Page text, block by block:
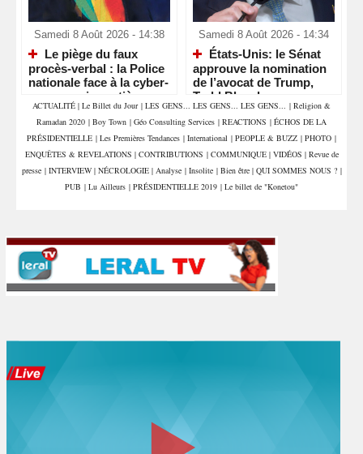
Samedi 8 Août 2026 - 14:38
Le piège du faux
procès-verbal : la Police
nationale face à la cyber-
escroquerie routière
Samedi 8 Août 2026 - 14:34
États-Unis: le Sénat
approuve la nomination
de l’avocat de Trump,
Todd Blanche, comme
ministre de la Justice
ACTUALITÉ | Le Billet du Jour | LES GENS... LES GENS... LES GENS... | Religion &
Ramadan 2020 | Boy Town | Géo Consulting Services | REACTIONS | ÉCHOS DE LA
PRÉSIDENTIELLE | Les Premières Tendances | International | PEOPLE & BUZZ | PHOTO |
ENQUÊTES & REVELATIONS | CONTRIBUTIONS | COMMUNIQUE | VIDÉOS | Revue de
presse | INTERVIEW | NÉCROLOGIE | Analyse | Insolite | Bien être | QUI SOMMES NOUS ? |
PUB | Lu Ailleurs | PRÉSIDENTIELLE 2019 | Le billet de "Konetou"